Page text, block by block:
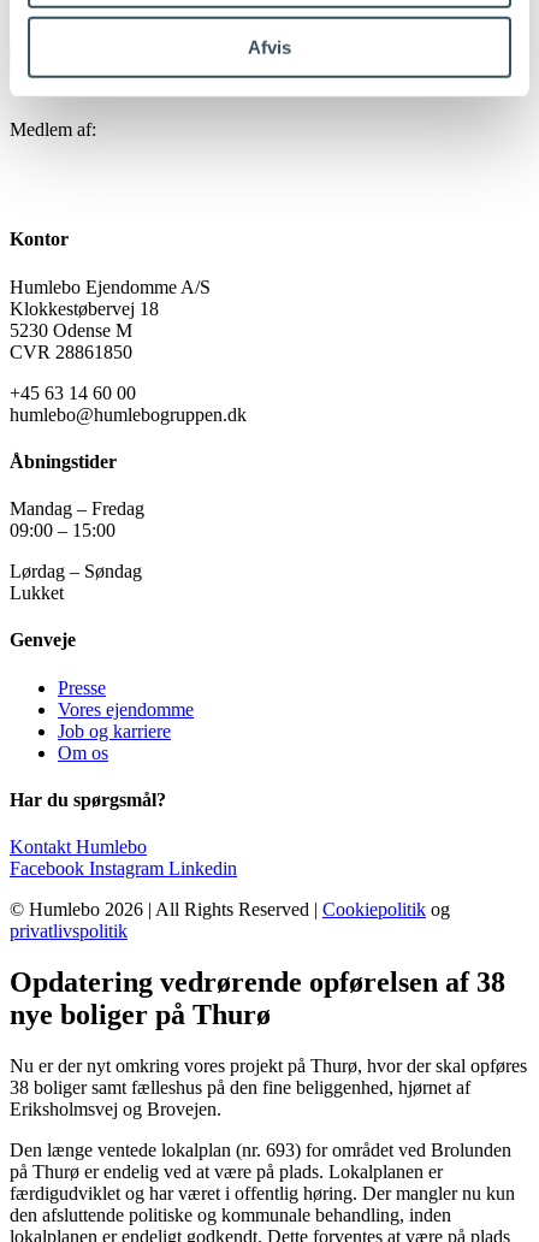
Afvis
Medlem af:
Kontor
Humlebo Ejendomme A/S
Klokkestøbervej 18
5230 Odense M
CVR 28861850
+45 63 14 60 00
humlebo@humlebogruppen.dk
Åbningstider
Mandag – Fredag
09:00 – 15:00
Lørdag – Søndag
Lukket
Genveje
Presse
Vores ejendomme
Job og karriere
Om os
Har du spørgsmål?
Kontakt Humlebo
Facebook Instagram Linkedin
© Humlebo 2026 | All Rights Reserved | Cookiepolitik og
privatlivspolitik
Opdatering vedrørende opførelsen af 38
nye boliger på Thurø
Nu er der nyt omkring vores projekt på Thurø, hvor der skal opføres
38 boliger samt fælleshus på den fine beliggenhed, hjørnet af
Eriksholmsvej og Brovejen.
Den længe ventede lokalplan (nr. 693) for området ved Brolunden
på Thurø er endelig ved at være på plads. Lokalplanen er
færdigudviklet og har været i offentlig høring. Der mangler nu kun
den afsluttende politiske og kommunale behandling, inden
lokalplanen er endeligt godkendt. Dette forventes at være på plads